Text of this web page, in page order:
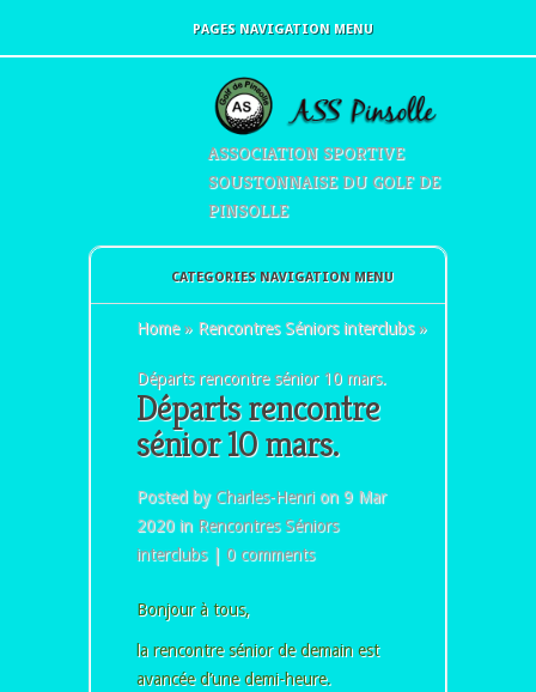
PAGES NAVIGATION MENU
ASSOCIATION SPORTIVE
SOUSTONNAISE DU GOLF DE
PINSOLLE
CATEGORIES NAVIGATION MENU
Home » Rencontres Séniors interclubs »
Départs rencontre sénior 10 mars.
Départs rencontre
sénior 10 mars.
Posted byCharles-Henrion 9 Mar
2020 in Rencontres Séniors
interclubs| 0 comments
Bonjour à tous,
la rencontre sénior de demain est
avancée d’une demi-heure.